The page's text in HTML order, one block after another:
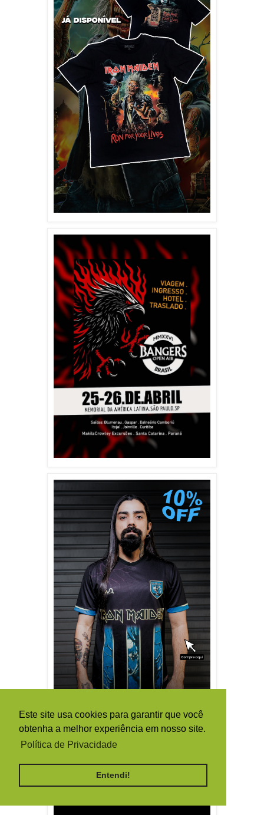
Este site usa cookies para garantir que você
obtenha a melhor experiência em nosso site.
Política de Privacidade
Entendi!